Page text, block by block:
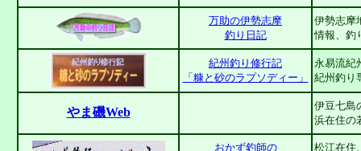
万助の伊勢志摩
釣り日記
伊勢志摩
情報、釣
紀州釣り修行記
「糠と砂のラプソディー」
永易流紀
紀州釣り
やま磯Web
伊豆七島
浜在住の
おかず釣師の
松江在住